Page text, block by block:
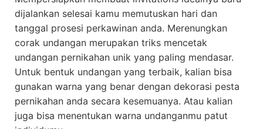
dijalankan selesai kamu memutuskan hari dan
tanggal prosesi perkawinan anda. Merenungkan
corak undangan merupakan triks mencetak
undangan pernikahan unik yang paling mendasar.
Untuk bentuk undangan yang terbaik, kalian bisa
gunakan warna yang benar dengan dekorasi pesta
pernikahan anda secara kesemuanya. Atau kalian
juga bisa menentukan warna undanganmu patut